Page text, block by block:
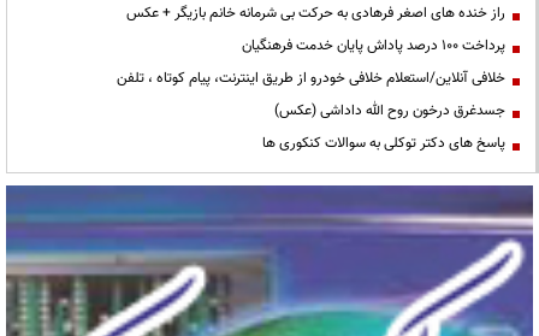
راز خنده های اصغر فرهادی به حرکت بی شرمانه خانم بازیگر + عکس
پرداخت ۱۰۰ درصد پاداش پایان خدمت فرهنگیان
خلافی آنلاین/استعلام خلافی خودرو از طریق اینترنت، پیام کوتاه ، تلفن
جسدغرق درخون روح الله داداشی (عکس)
پاسخ های دکتر توکلی به سوالات کنکوری ها